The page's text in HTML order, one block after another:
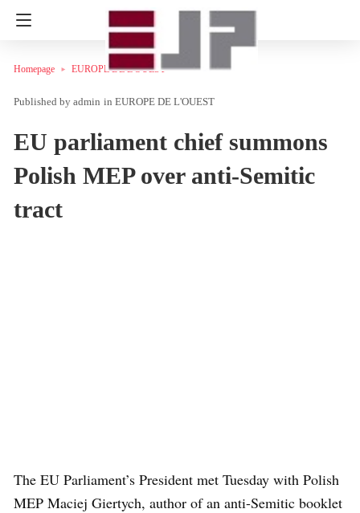
Homepage EUROPE DE L'OUEST
admin in EUROPE DE L'OUEST
EU parliament chief summons
Polish MEP over anti-Semitic
tract
The EU Parliament’s President met Tuesday with Polish
MEP Maciej Giertych, author of an anti-Semitic booklet